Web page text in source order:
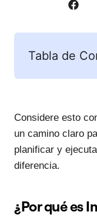
Tabla de
Considere esto
un camino claro
planificar y
diferencia.
¿Por qué es